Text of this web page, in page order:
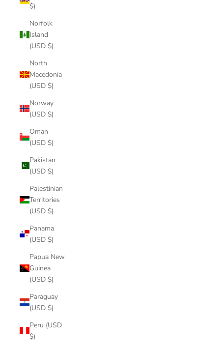
$)
Norfolk
Island
(USD $)
North
Macedonia
(USD $)
Norway
(USD $)
Oman
(USD $)
Pakistan
(USD $)
Palestinian
Territories
(USD $)
Panama
(USD $)
Papua New
Guinea
(USD $)
Paraguay
(USD $)
Peru (USD
$)